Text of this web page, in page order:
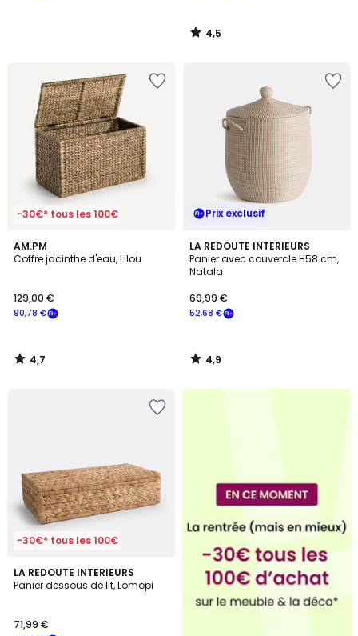
place
17,49
4,5
/
-30€* tous les 100€
AM.PM
Coffre jacinthe d'eau, Lilou
90,78 €
129,00 €
4,7
/ 5
4,7
/
Prix exclusif
LA REDOUTE INTERIEURS
Panier avec couvercle H58 cm,
Natala
52,68 €
69,99 €
4,9
/ 5
4,9
/
-30€* tous les 100€
LA REDOUTE INTERIEURS
Panier dessous de lit, Lomopi
71,99 €
4,9
/ 5